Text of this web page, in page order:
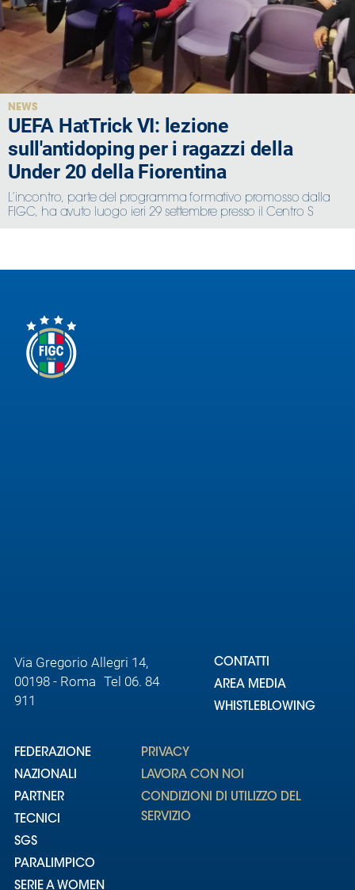
NEWS
UEFA HatTrick VI: lezione
sull'antidoping per i ragazzi della
Under 20 della Fiorentina
L’incontro, parte del programma formativo promosso dalla
FIGC, ha avuto luogo ieri 29 settembre presso il Centro S
Via Gregorio Allegri 14,
00198 - Roma Tel 06. 84
911
CONTATTI
AREA MEDIA
WHISTLEBLOWING
FEDERAZIONE
NAZIONALI
PARTNER
TECNICI
SGS
PARALIMPICO
SERIE A WOMEN
PRIVACY
LAVORA CON NOI
CONDIZIONI DI UTILIZZO DEL
SERVIZIO